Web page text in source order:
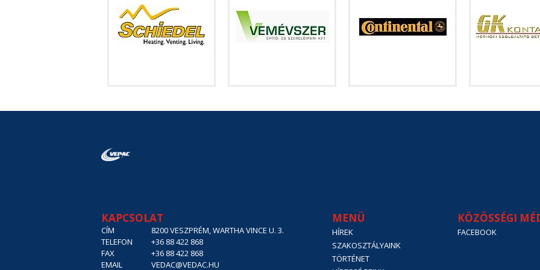
KAPCSOLAT
CÍM
8200 VESZPRÉM, WARTHA VINCE U. 3.
TELEFON
+36 88 422 868
FAX
+36 88 422 868
EMAIL
VEDAC@VEDAC.HU
MENÜ
HÍREK
SZAKOSZTÁLYAINK
TÖRTÉNET
KÖZÖSSÉGI
FACEBOOK